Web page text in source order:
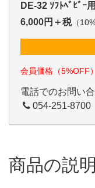
DE-32 ｿﾌﾄﾍﾞﾋﾞｰ
6,000円＋税（
会員価格（5%OFF）
電話でのお問い
054-251-8700
商品の説明